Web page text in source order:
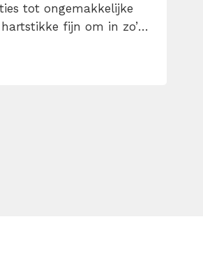
tot ongemakkelijke
fijn om in zo’n
lukt dat. Volg je